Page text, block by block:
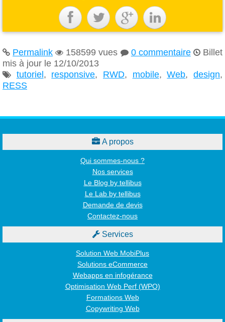
   
 Permalink  158599 vues  0 commentaire Billet
mis à jour le 12/10/2013
 tutoriel, responsive, RWD, mobile,Web,design,
RESS
A propos
Qui sommes-nous ?
Nos services
Le Blog by tellibus
Le Lab by tellibus
Demande de devis
Contactez-nous
Services
Solution Web MobiPlus
Solutions eCommerce
Webapps en infogérance
Optimisation Web Perf (WPO)
Formations Web
Copywriting Web